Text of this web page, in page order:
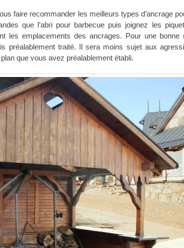
faire recommander les meilleurs types d’ancrage
que l’abri pour barbecue puis joignez les
les emplacements des ancrages. Pour une bonne
préalablement traité. Il sera moins sujet aux
que vous avez préalablement établi.